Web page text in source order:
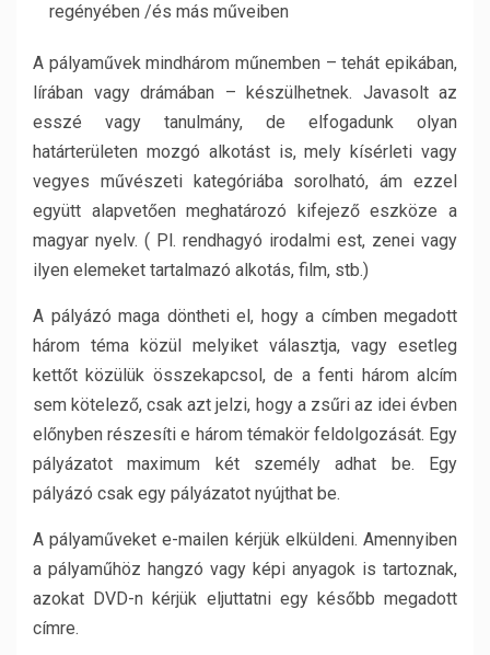
regényében /és más műveiben
A pályaművek mindhárom műnemben – tehát epikában,
lírában vagy drámában – készülhetnek. Javasolt az
esszé vagy tanulmány, de elfogadunk olyan
határterületen mozgó alkotást is, mely kísérleti vagy
vegyes művészeti kategóriába sorolható, ám ezzel
együtt alapvetően meghatározó kifejező eszköze a
magyar nyelv. ( Pl. rendhagyó irodalmi est, zenei vagy
ilyen elemeket tartalmazó alkotás, film, stb.)
A pályázó maga döntheti el, hogy a címben megadott
három téma közül melyiket választja, vagy esetleg
kettőt közülük összekapcsol, de a fenti három alcím
sem kötelező, csak azt jelzi, hogy a zsűri az idei évben
előnyben részesíti e három témakör feldolgozását. Egy
pályázatot maximum két személy adhat be. Egy
pályázó csak egy pályázatot nyújthat be.
A pályaműveket e-mailen kérjük elküldeni. Amennyiben
a pályaműhöz hangzó vagy képi anyagok is tartoznak,
azokat DVD-n kérjük eljuttatni egy később megadott
címre.